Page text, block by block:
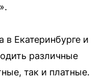
в Екатеринбурге и
различные
так и платные.